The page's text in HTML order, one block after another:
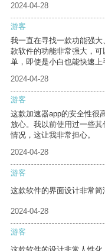
2024-04-28
游客
我一直在寻找一款功能强
款软件的功能非常强大，
单，即使是小白也能快速上
2024-04-28
游客
这款加速器app的安全性很
放心。我以前使用过一些
情况，这让我非常担心。
2024-04-28
游客
这款软件的界面设计非常简
2024-04-28
游客